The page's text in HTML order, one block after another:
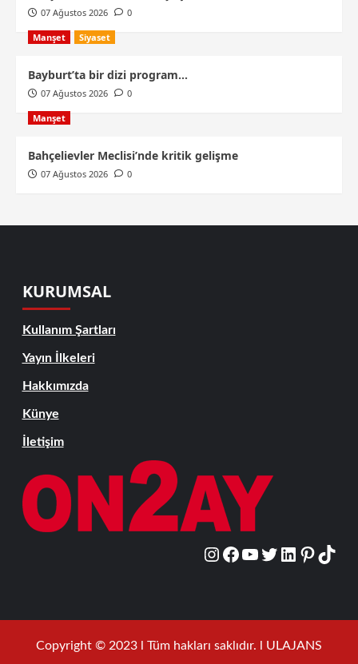
07 Ağustos 2026 0
Manşet Siyaset
Bayburt’ta bir dizi program…
07 Ağustos 2026 0
Manşet
Bahçelievler Meclisi’nde kritik gelişme
07 Ağustos 2026 0
KURUMSAL
Kullanım Şartları
Yayın İlkeleri
Hakkımızda
Künye
İletişim
Copyright © 2023 l Tüm hakları saklıdır. l ULAJANS